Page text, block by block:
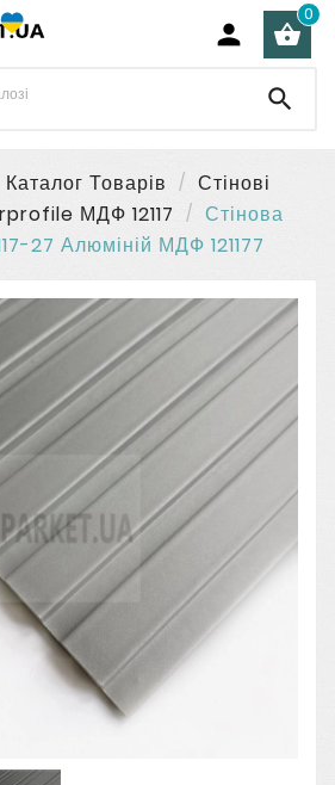
 
0

Каталог Товарів
Стінові
МДФ 12117
Стінова
27 Алюміній МДФ 121177